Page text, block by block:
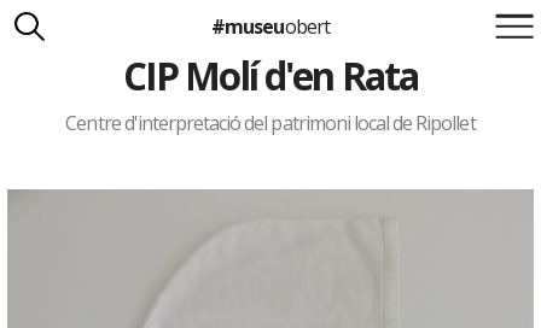
Suma't a la iniciativa
Carlota Royo
Francesca Barcellona
#museuobert
CIP Molí d'en Rata
Centre d'interpretació del patrimoni local de Ripollet